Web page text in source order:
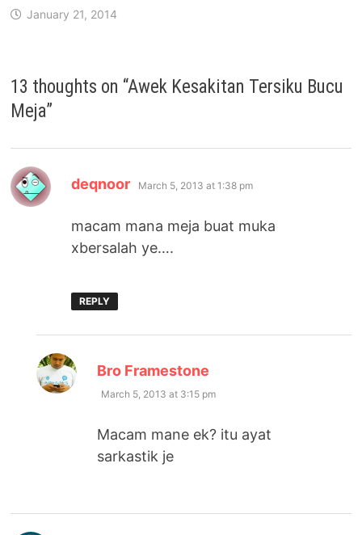
January 21, 2014
13 thoughts on “Awek Kesakitan Tersiku Bucu
Meja”
deqnoor says:
March 5, 2013 at 1:38 pm
macam mana meja buat muka
xbersalah ye….
REPLY
Bro Framestone
March 5, 2013 at 3:15 pm
Macam mane ek? itu ayat
sarkastik je